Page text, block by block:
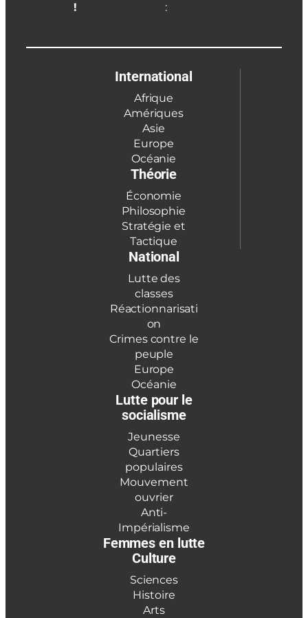
!
:
International
Afrique
Amériques
Asie
Europe
Océanie
Théorie
Économie
Philosophie
Stratégie et
Tactique
National
Lutte des
classes
Réactionnarisati
on
Crimes contre le
peuple
Europe
Océanie
Lutte pour le
socialisme
Jeunesse
Quartiers
populaires
Mouvement
ouvrier
Anti-
Impérialisme
Femmes en lutte
Culture
Sciences
Histoire
Arts